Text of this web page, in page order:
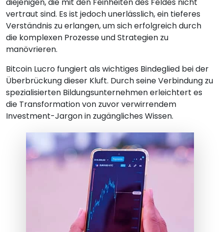
vertraut sind. Es ist jedoch unerlässlich, ein tieferes
Verständnis zu erlangen, um sich erfolgreich durch
die komplexen Prozesse und Strategien zu
manövrieren.
Bitcoin Lucro fungiert als wichtiges Bindeglied bei der
Überbrückung dieser Kluft. Durch seine Verbindung zu
spezialisierten Bildungsunternehmen erleichtert es
die Transformation von zuvor verwirrendem
Investment-Jargon in zugängliches Wissen.